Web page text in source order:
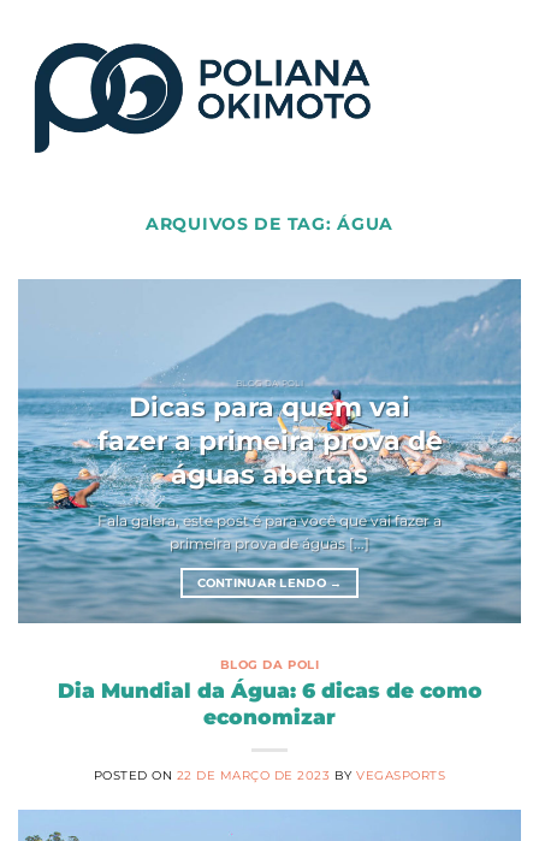
ARQUIVOS DE TAG:ÁGUA
BLOG DA POLI
Dicas para quem vai
fazer a primeira prova de
águas abertas
Fala galera, este post é para você que vai fazer a
primeira prova de águas [...]
CONTINUAR LENDO→
BLOG DA POLI
Dia Mundial da Água: 6 dicas de como
economizar
POSTED ON 22 DE MARÇO DE 2023 BYVEGASPORTS